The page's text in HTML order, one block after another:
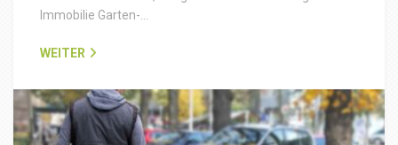
Immobilie Garten-…
WEITER